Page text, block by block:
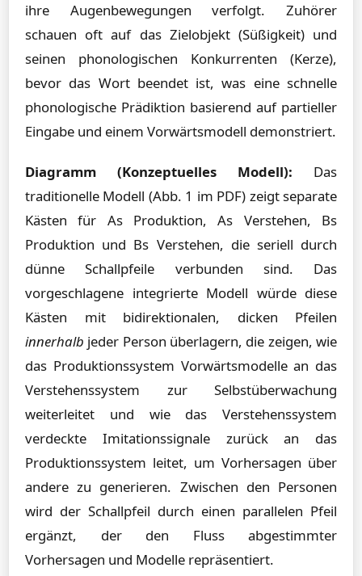
ihre Augenbewegungen verfolgt. Zuhörer
schauen oft auf das Zielobjekt (Süßigkeit) und
seinen phonologischen Konkurrenten (Kerze),
bevor das Wort beendet ist, was eine schnelle
phonologische Prädiktion basierend auf partieller
Eingabe und einem Vorwärtsmodell demonstriert.
Diagramm (Konzeptuelles Modell): Das
traditionelle Modell (Abb. 1 im PDF) zeigt separate
Kästen für As Produktion, As Verstehen, Bs
Produktion und Bs Verstehen, die seriell durch
dünne Schallpfeile verbunden sind. Das
vorgeschlagene integrierte Modell würde diese
Kästen mit bidirektionalen, dicken Pfeilen
innerhalb jeder Person überlagern, die zeigen, wie
das Produktionssystem Vorwärtsmodelle an das
Verstehenssystem zur Selbstüberwachung
weiterleitet und wie das Verstehenssystem
verdeckte Imitationssignale zurück an das
Produktionssystem leitet, um Vorhersagen über
andere zu generieren. Zwischen den Personen
wird der Schallpfeil durch einen parallelen Pfeil
ergänzt, der den Fluss abgestimmter
Vorhersagen und Modelle repräsentiert.